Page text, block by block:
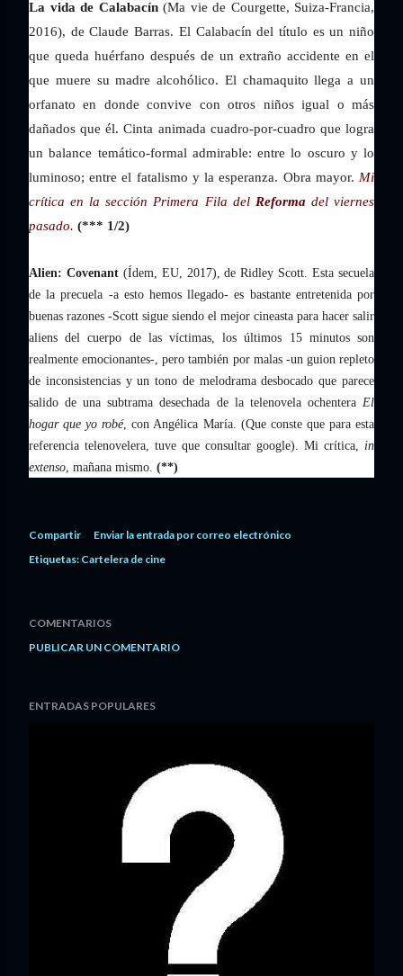
La vida de Calabacín(Ma vie de Courgette, Suiza-Francia,
2016), de Claude Barras. El Calabacín del título es un niño
que queda huérfano después de un extraño accidente en el
que muere su madre alcohólico. El chamaquito llega a un
orfanato en donde convive con otros niños igual o más
dañados que él. Cinta animada cuadro-por-cuadro que logra
un balance temático-formal admirable: entre lo oscuro y lo
luminoso; entre el fatalismo y la esperanza. Obra mayor. Mi
crítica en la sección Primera Fila del Reforma del viernes
pasado. (*** 1/2)
Alien: Covenant(Ídem, EU, 2017), de Ridley Scott. Esta secuela
de la precuela -a esto hemos llegado- es bastante entretenida por
buenas razones -Scott sigue siendo el mejor cineasta para hacer salir
aliens del cuerpo de las víctimas, los últimos 15 minutos son
realmente emocionantes-, pero también por malas -un guion repleto
de inconsistencias y un tono de melodrama desbocado que parece
salido de una subtrama desechada de la telenovela ochentera El
hogar que yo robé, con Angélica María. (Que conste que para esta
referencia telenovelera, tuve que consultar google). Mi crítica, in
extenso, mañana mismo. (**)
Compartir
Enviar la entrada por correo electrónico
Etiquetas: Cartelera de cine
COMENTARIOS
PUBLICAR UN COMENTARIO
ENTRADAS POPULARES